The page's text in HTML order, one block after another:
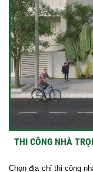
THI CÔNG NHÀ
Chọn địa chỉ thi công